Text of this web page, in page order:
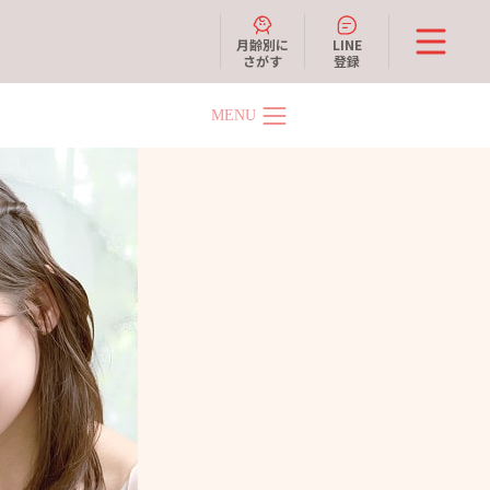
月齢別に
さがす
LINE
登録
MENU